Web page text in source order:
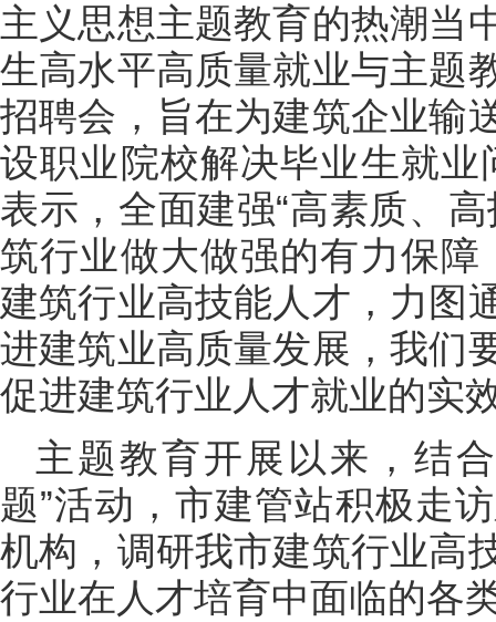
主义思想主题教育的热潮当
生高水平高质量就业与主题
招聘会，旨在为建筑企业输
设职业院校解决毕业生就业
表示，全面建强“高素质、
筑行业做大做强的有力保障
建筑行业高技能人才，力图
进建筑业高质量发展，我们
促进建筑行业人才就业的实
主题教育开展以来，结
题”活动，市建管站积极走
机构，调研我市建筑行业高
行业在人才培育中面临的各